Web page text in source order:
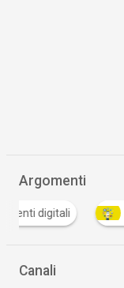
Argomenti
digitali
Canali